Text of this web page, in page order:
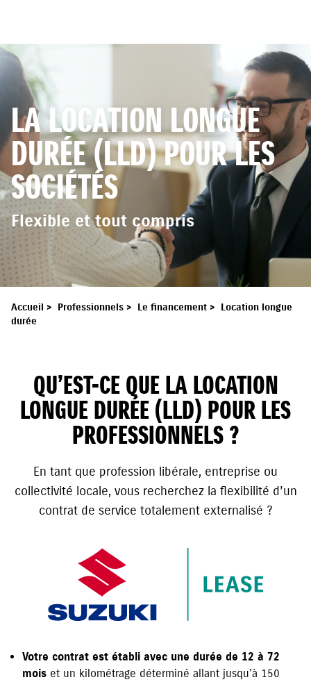
LA LOCATION LONGUE
DURÉE (LLD) POUR LES
SOCIÉTÉS
Flexible et tout compris
Accueil > Professionnels > Le financement > Location longue
durée
QU’EST-CE QUE LA LOCATION
LONGUE DURÉE (LLD) POUR LES
PROFESSIONNELS ?
En tant que profession libérale, entreprise ou
collectivité locale, vous recherchez la flexibilité d’un
contrat de service totalement externalisé ?
Votre contrat est établi avec une durée de 12 à 72
mois et un kilométrage déterminé allant jusqu’à 150